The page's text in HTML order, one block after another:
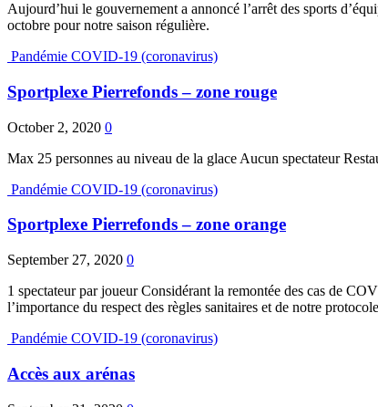
Aujourd’hui le gouvernement a annoncé l’arrêt des sports
octobre pour notre saison régulière.
Pandémie COVID-19 (coronavirus)
Sportplexe Pierrefonds – zone rouge
October 2, 2020 0
Max 25 personnes au niveau de la glace Aucun spectateur
Pandémie COVID-19 (coronavirus)
Sportplexe Pierrefonds – zone orange
September 27, 2020 0
1 spectateur par joueur Considérant la remontée des cas de
l’importance du respect des règles sanitaires et de notre
Pandémie COVID-19 (coronavirus)
Accès aux arénas